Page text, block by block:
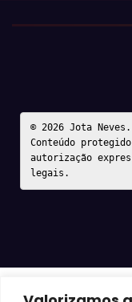
© 2026 Jota
Conteúdo
autorização
legais.